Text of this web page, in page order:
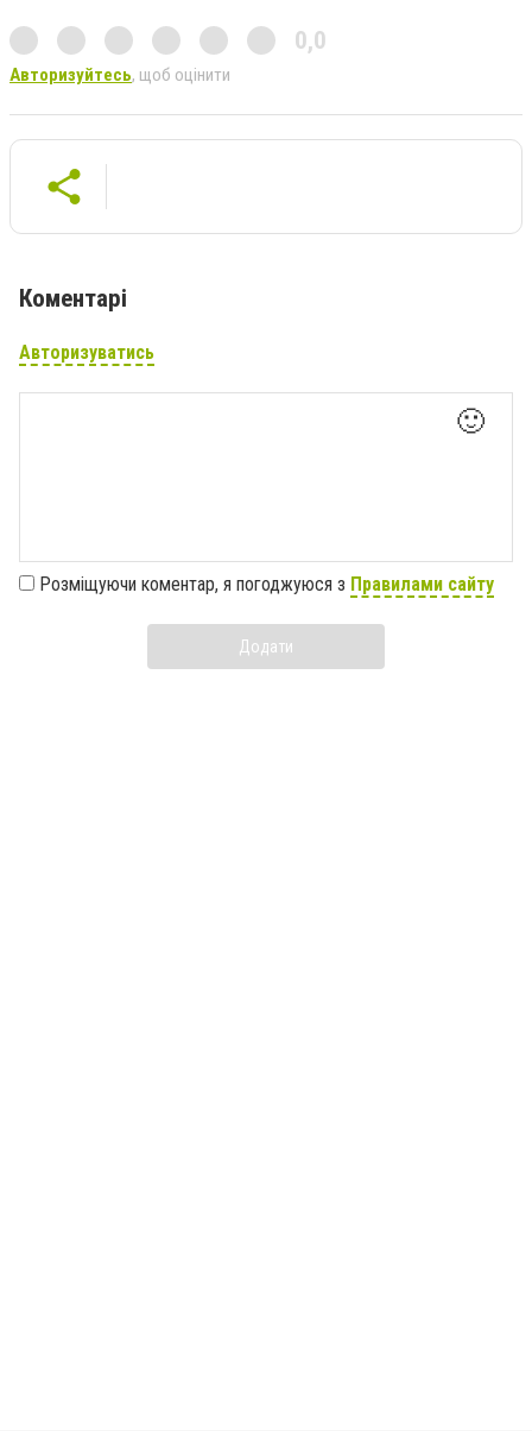
0,0
Авторизуйтесь, щоб оцінити
Коментарі
Авторизуватись
🙂
Розміщуючи коментар, я погоджуюся з Правилами сайту
Додати